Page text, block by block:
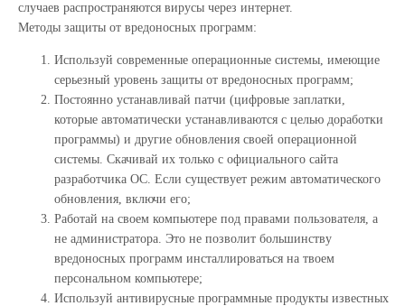
случаев распространяются вирусы через интернет.
Методы защиты от вредоносных программ:
Используй современные операционные системы, имеющие
серьезный уровень защиты от вредоносных программ;
Постоянно устанавливай патчи (цифровые заплатки,
которые автоматически устанавливаются с целью доработки
программы) и другие обновления своей операционной
системы. Скачивай их только с официального сайта
разработчика ОС. Если существует режим автоматического
обновления, включи его;
Работай на своем компьютере под правами пользователя, а
не администратора. Это не позволит большинству
вредоносных программ инсталлироваться на твоем
персональном компьютере;
Используй антивирусные программные продукты известных